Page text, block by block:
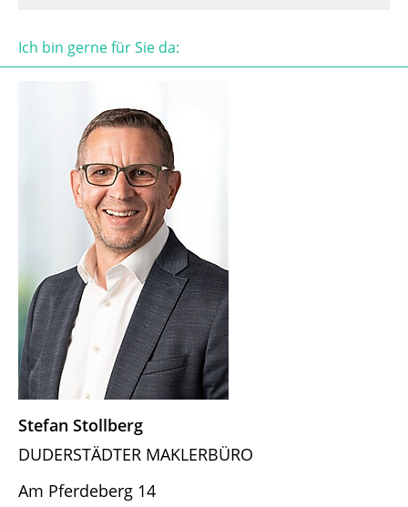
Ich bin gerne für Sie da:
Stefan Stollberg
DUDERSTÄDTER MAKLERBÜRO
Am Pferdeberg 14